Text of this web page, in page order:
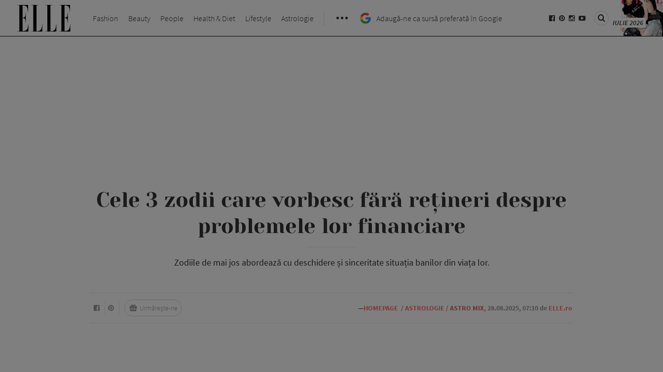
Fashion Beauty People Health & Diet Lifestyle Astrologie Adaugă-ne ca sursă preferată în Google IULIE 2026
Cele 3 zodii care vorbesc fără rețineri despre
problemele lor financiare
Zodiile de mai jos abordează cu deschidere și sinceritate situația banilor din viața lor.
—HOMEPAGE / ASTROLOGIE / ASTRO MIX, 28.08.2025, 07:10 de ELLE.ro
Urmărește-ne